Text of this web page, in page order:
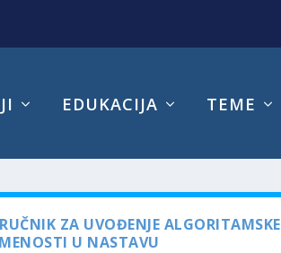
EDUKACIJA TEME
ZA UVOĐENJE ALGORITAMSKE
U NASTAVU